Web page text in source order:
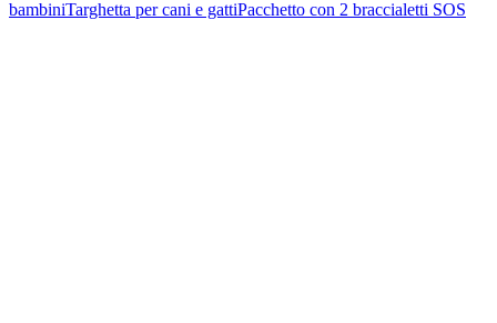
bambiniTarghetta per cani e gattiPacchetto con 2 braccialetti SOS